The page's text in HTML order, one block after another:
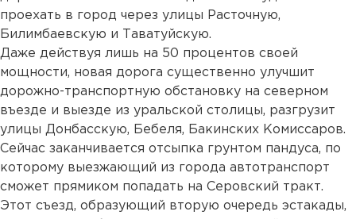
проехать в город через улицы Расточную,
Билимбаевскую и Таватуйскую.
Даже действуя лишь на 50 процентов своей
мощности, новая дорога существенно улучшит
дорожно-транспортную обстановку на северном
въезде и выезде из уральской столицы, разгрузит
улицы Донбасскую, Бебеля, Бакинских Комиссаров.
Сейчас заканчивается отсыпка грунтом пандуса, по
которому выезжающий из города автотранспорт
сможет прямиком попадать на Серовский тракт.
Этот съезд, образующий вторую очередь эстакады,